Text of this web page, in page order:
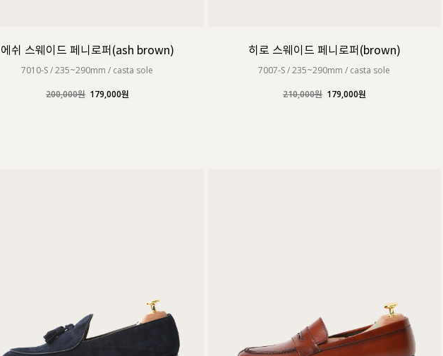
에쉬 스웨이드 페니로퍼(ash brown)
7010-S / 235~290mm / casta sole
200,000원 179,000원
히로 스웨이드 페니로퍼(brown)
7007-S / 235~290mm / casta sole
210,000원 179,000원